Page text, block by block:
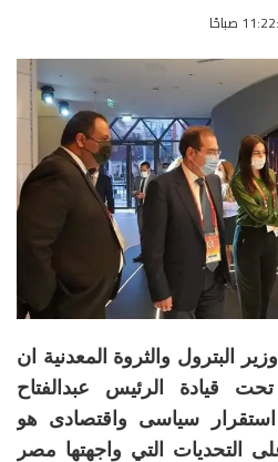
البترول والثروة المعدنية ان
تحت قيادة الرئيس عبدالفتاح
سياسى واقتصادى هو
التحديات التي واجهتها مصر